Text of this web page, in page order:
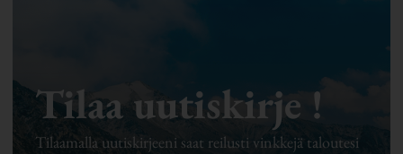
Tilaa uutiskirje !
Tilaamalla uutiskirjeeni saat reilusti vinkkejä taloutesi